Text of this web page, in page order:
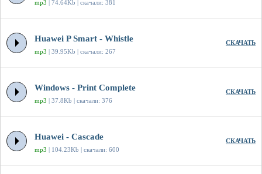
mp3 | 74.64Kb | скачали: 381
Huawei P Smart - Whistle
mp3 | 39.95Kb | скачали: 267
СКАЧАТЬ
Windows - Print Complete
mp3 | 37.8Kb | скачали: 376
СКАЧАТЬ
Huawei - Cascade
mp3 | 104.23Kb | скачали: 600
СКАЧАТЬ